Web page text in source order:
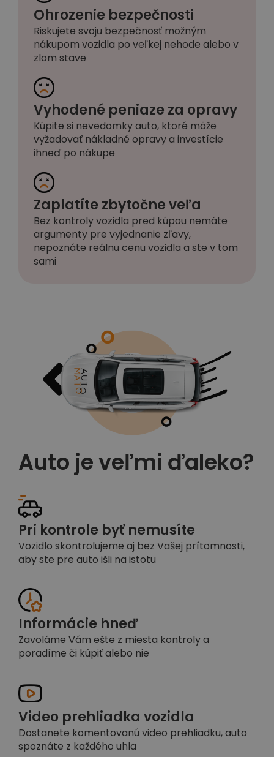
Ohrozenie bezpečnosti
Riskujete svoju bezpečnosť možným
nákupom vozidla po veľkej nehode alebo v
zlom stave
Vyhodené peniaze za opravy
Kúpite si nevedomky auto, ktoré môže
vyžadovať nákladné opravy a investície
ihneď po nákupe
Zaplatíte zbytočne veľa
Bez kontroly vozidla pred kúpou nemáte
argumenty pre vyjednanie zľavy,
nepoznáte reálnu cenu vozidla a ste v tom
sami
Auto je veľmi ďaleko?
Pri kontrole byť nemusíte
Vozidlo skontrolujeme aj bez Vašej prítomnosti,
aby ste pre auto išli na istotu
Informácie hneď
Zavoláme Vám ešte z miesta kontroly a
poradíme či kúpiť alebo nie
Video prehliadka vozidla
Dostanete komentovanú video prehliadku, auto
spoznáte z každého uhla